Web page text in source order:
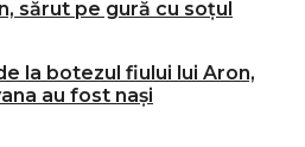
sărut pe gură cu soțul
la botezul fiului lui Aron,
au fost nași